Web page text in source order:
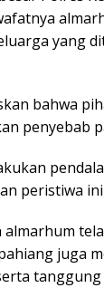
yang
bahwa
penyebab
peristiwa
almarhum
juga